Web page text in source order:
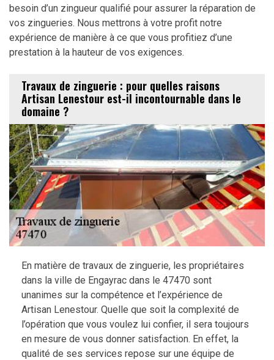
besoin d’un zingueur qualifié pour assurer la réparation de
vos zingueries. Nous mettrons à votre profit notre
expérience de manière à ce que vous profitiez d’une
prestation à la hauteur de vos exigences.
Travaux de zinguerie : pour quelles raisons
Artisan Lenestour est-il incontournable dans le
domaine ?
En matière de travaux de zinguerie, les propriétaires
dans la ville de Engayrac dans le 47470 sont
unanimes sur la compétence et l’expérience de
Artisan Lenestour. Quelle que soit la complexité de
l’opération que vous voulez lui confier, il sera toujours
en mesure de vous donner satisfaction. En effet, la
qualité de ses services repose sur une équipe de